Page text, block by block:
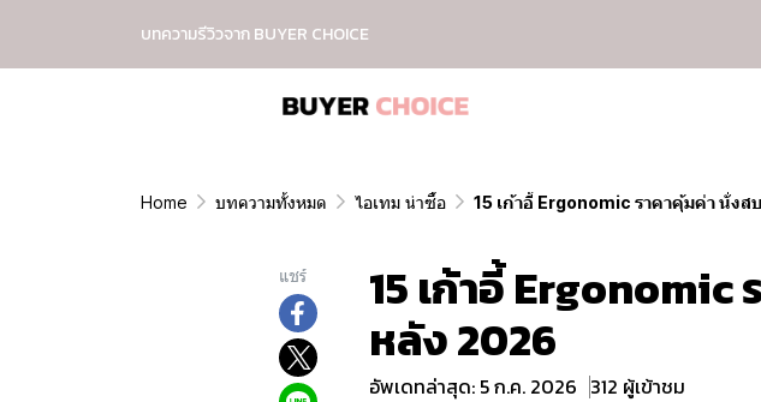
บทความรีวิวจาก BUYER CHOICE
Home บทความทั้งหมด ไอเทม น่าซื้อ 15 เก้าอี้ Ergonomic ราคาคุ้มค่า นั่ง
แชร์ 15 เก้าอี้ Ergonomic
หลัง 2026
อัพเดทล่าสุด: 5 ก.ค. 2026 312 ผู้เข้าชม